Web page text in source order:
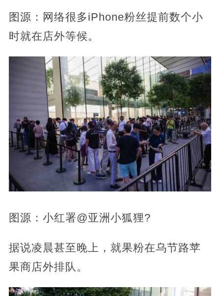
图源：网络很多iPhone粉丝提前数个小
时就在店外等候。
图源：小红署@亚洲小狐狸?
据说凌晨甚至晚上，就果粉在乌节路苹
果商店外排队。